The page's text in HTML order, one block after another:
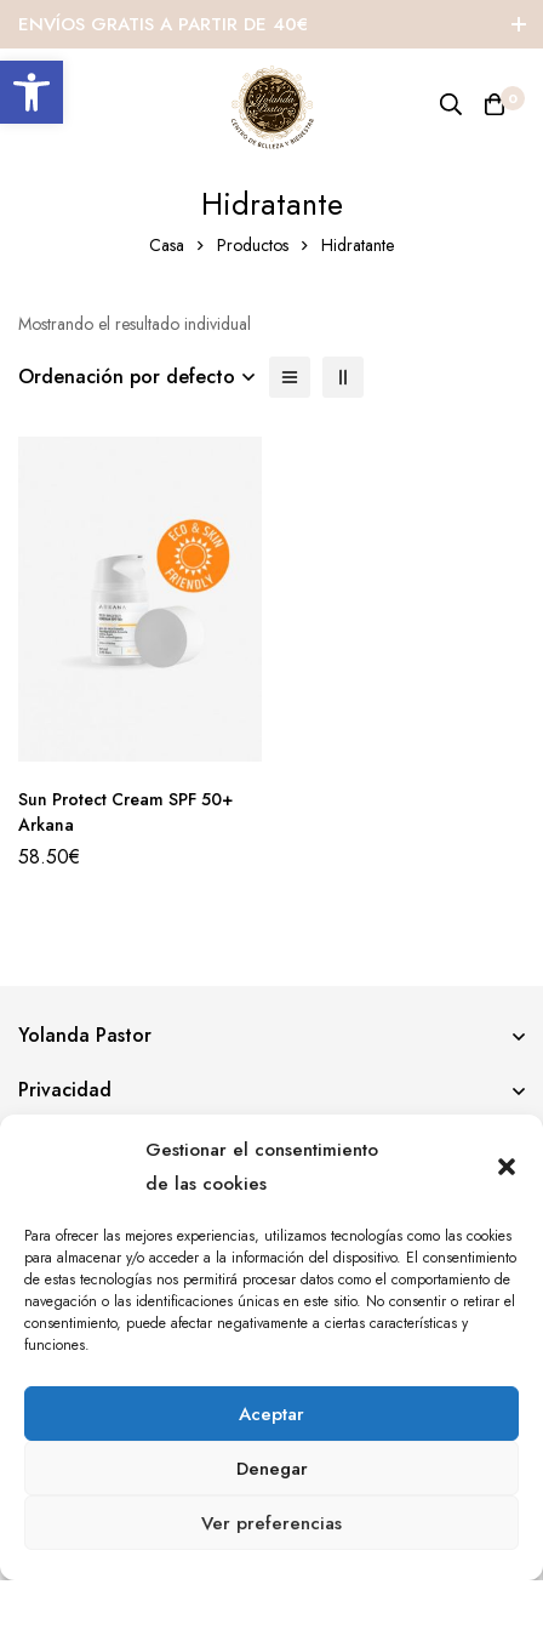
Abrir barra de herramientas
Gestionar el consentimiento
de las cookies
Para ofrecer las mejores experiencias, utilizamos tecnologías como las cookies
para almacenar y/o acceder a la información del dispositivo. El consentimiento
de estas tecnologías nos permitirá procesar datos como el comportamiento de
navegación o las identificaciones únicas en este sitio. No consentir o retirar el
consentimiento, puede afectar negativamente a ciertas características y
funciones.
Aceptar
Denegar
Ver preferencias
ENVÍOS GRATIS A PARTIR DE 40€
0
Hidratante
Casa Productos Hidratante
Mostrando el resultado individual
Ordenación por defecto
Sun Protect Cream SPF 50+
Arkana
58.50€
Yolanda Pastor
Privacidad
© YOLANDA PASTOR 2024. TODOS LOS DERECHOS
RESERVADOS. AGENCIA DE COMUNICACIÓN
0